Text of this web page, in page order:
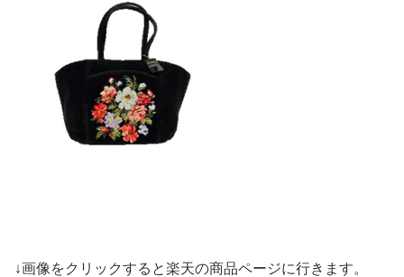
↓画像をクリックすると楽天の商品ページに行きます。